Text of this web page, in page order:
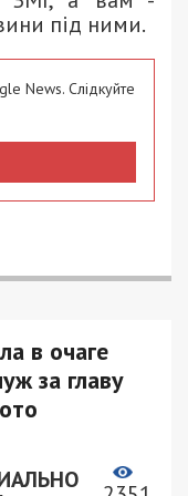
під ними.
News. Слідкуйте
в очаге
за главу